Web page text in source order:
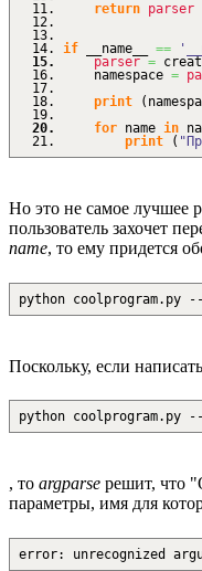
return parser
if __name__ ==
parser =
namespace =
print
(
for name in
print
(
Но это не самое лучшее
пользователь захочет
name, то ему придется
python coolprogram.py
Поскольку, если
python coolprogram.py --
, то argparse решит, что
параметры, имя для
error: unrecognized